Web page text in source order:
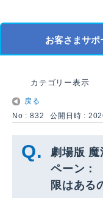
お客さまサポ
カテゴリー表示
戻る
No : 832
公開日時 :
劇場版
ペーン：
限はある